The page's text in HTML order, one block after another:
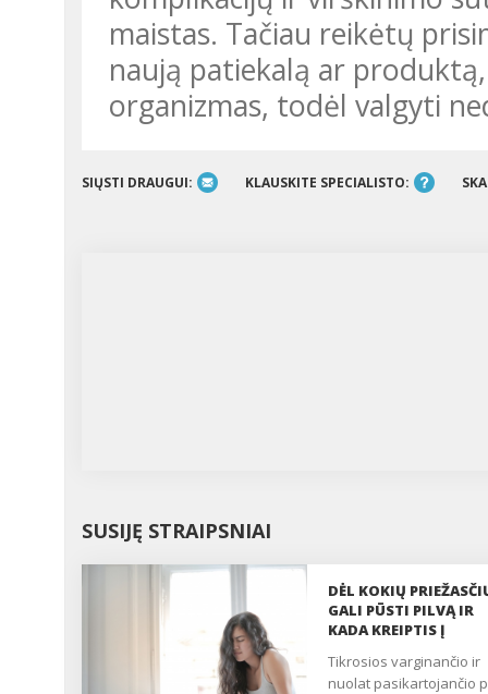
maistas. Tačiau reikėtų
naują patiekalą ar
organizmas, todėl valgyti
SIŲSTI DRAUGUI: KLAUSKITE SPECIALISTO:
SUSIJĘ STRAIPSNIAI
DĖL KOKIŲ
GALI PŪSTI PILVĄ IR
KADA KREIPTIS Į
Tikrosios varginančio ir
nuolat pasikartojančio